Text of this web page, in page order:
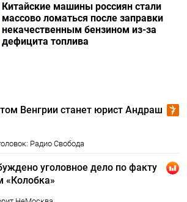
Китайские машины россиян стали
массово ломаться после заправки
некачественным бензином из-за
дефицита топлива